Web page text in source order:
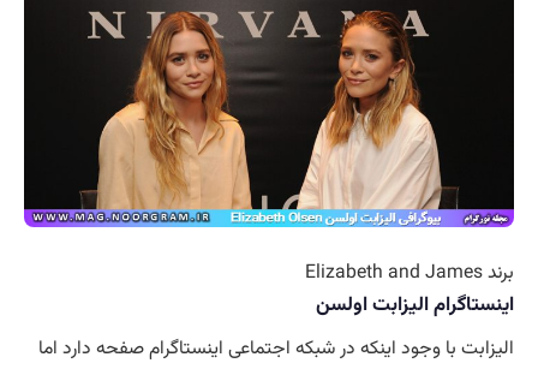
برند Elizabeth and James
اینستاگرام الیزابت اولسن
الیزابت با وجود اینکه در شبکه اجتماعی اینستاگرام صفحه دارد اما